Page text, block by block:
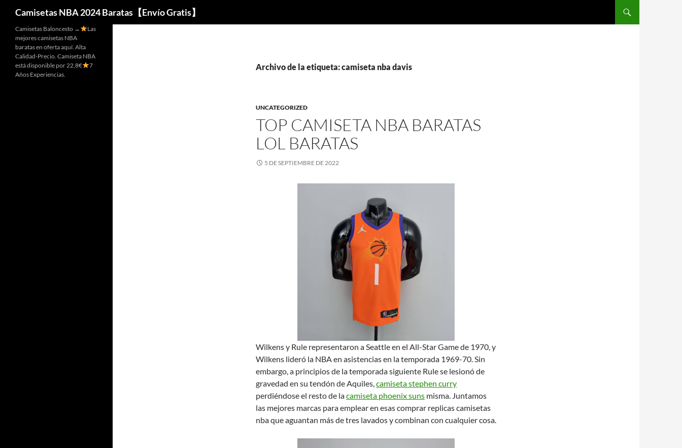
Camisetas NBA 2024 Baratas【Envío Gratis】
Archivo de la etiqueta: camiseta nba davis
UNCATEGORIZED
TOP CAMISETA NBA BARATAS
LOL BARATAS
5 DE SEPTIEMBRE DE 2022
Wilkens y Rule representaron a Seattle en el All-Star Game de 1970, y
Wilkens lideró la NBA en asistencias en la temporada 1969-70. Sin
embargo, a principios de la temporada siguiente Rule se lesionó de
gravedad en su tendón de Aquiles,camiseta stephen curry
perdiéndose el resto de lacamiseta phoenix suns misma. Juntamos
las mejores marcas para emplear en esas comprar replicas camisetas
nba que aguantan más de tres lavados y combinan con cualquier cosa.
Camisetas Baloncesto →
Las
mejores camisetas NBA
baratas en oferta aquí. Alta
Calidad-Precio. Camiseta NBA
está disponible por 22,8€
7
Años Experiencias.